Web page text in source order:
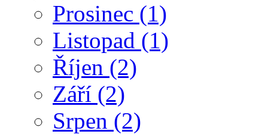
Prosinec (1)
Listopad (1)
Říjen (2)
Září (2)
Srpen (2)